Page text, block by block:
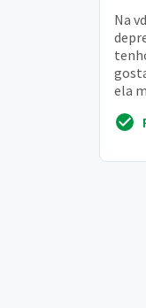
Na
ela